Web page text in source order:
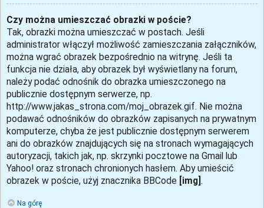
Czy można umieszczać obrazki w poście?
Tak, obrazki można umieszczać w postach. Jeśli
administrator włączył możliwość zamieszczania załączników,
można wgrać obrazek bezpośrednio na witrynę. Jeśli ta
funkcja nie działa, aby obrazek był wyświetlany na forum,
należy podać odnośnik do obrazka umieszczonego na
publicznie dostępnym serwerze, np.
http://www.jakas_strona.com/moj_obrazek.gif. Nie można
podawać odnośników do obrazków zapisanych na prywatnym
komputerze, chyba że jest publicznie dostępnym serwerem
ani do obrazków znajdujących się na stronach wymagających
autoryzacji, takich jak, np. skrzynki pocztowe na Gmail lub
Yahoo! oraz stronach chronionych hasłem. Aby umieścić
obrazek w poście, użyj znacznika BBCode
[img] .
Na górę